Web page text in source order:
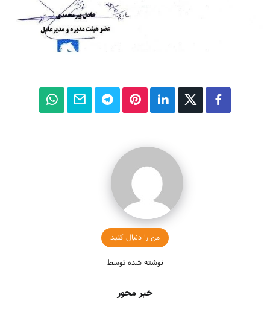
من را دنبال کنید
نوشته شده توسط
خبر محور